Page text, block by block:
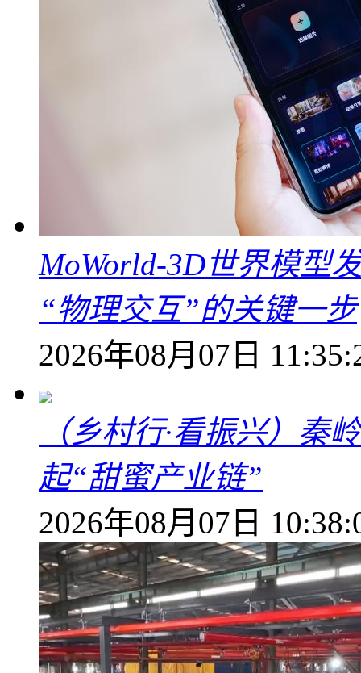
MoWorld-3D世界模型
“物理交互”的关键一步
2026年08月07日
（乡村行·看振兴）秦
起“甜蜜产业链”
2026年08月07日